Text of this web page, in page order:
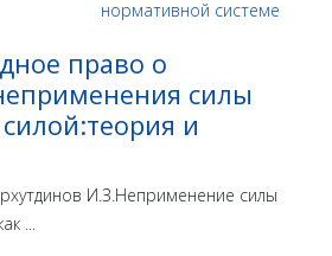
право о
силы
и
И.З.Неприменение силы
...